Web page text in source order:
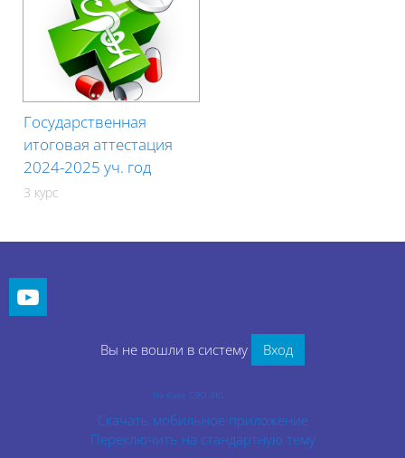
Государственная
итоговая аттестация
2024-2025 уч. год
3 курс
Вы не вошли в систему Вход
На базе СЭО 3KL
Скачать мобильное приложение
Переключить на стандартную тему